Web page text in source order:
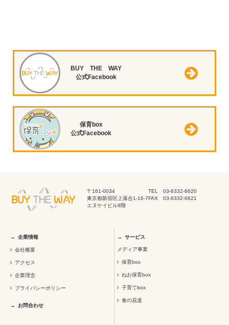
BUY THE WAY
公式Facebook
保育box
公式Facebook
〒161-0034
東京都新宿区上落合1-16-7
エヌケイビル9階
TEL 03-6332-6620
FAX 03-6332-6621
企業情報
会社概要
アクセス
企業理念
プライバシーポリシー
お問合わせ
サービス
メディア事業
保育box
ねお保育box
子育てbox
食の花道